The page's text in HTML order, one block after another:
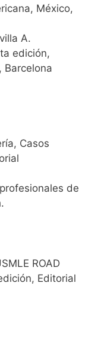
México,
A.
edición,
Barcelona
Casos
de
ROAD
Editorial